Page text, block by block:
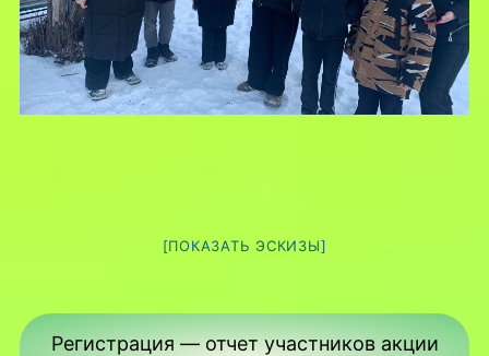
[ПОКАЗАТЬ ЭСКИЗЫ]
Регистрация — отчет участников акции